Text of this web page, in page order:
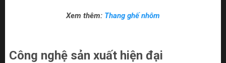
Xem thêm: Thang ghế nhôm
Công nghệ sản xuất hiện đại